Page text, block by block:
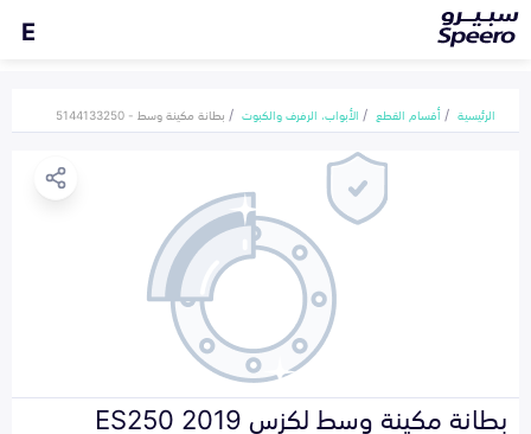
E
الرئيسية أقسام القطع الأبواب، الرفرف والكبوت بطانة مكينة وسط - 5144133250
بطانة مكينة وسط لكزس ES250 2019